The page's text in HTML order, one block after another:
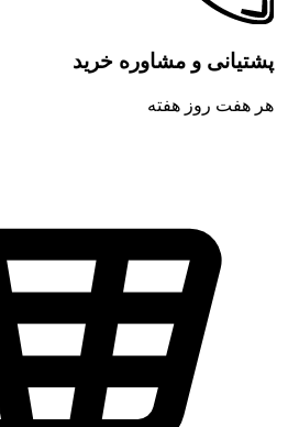
پشتیانی و مشاوره خرید
هر هفت روز هفته